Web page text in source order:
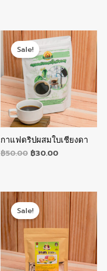
Sale!
กาแฟดริปผสมใบเชียงดา
฿50.00 ฿30.00
Sale!